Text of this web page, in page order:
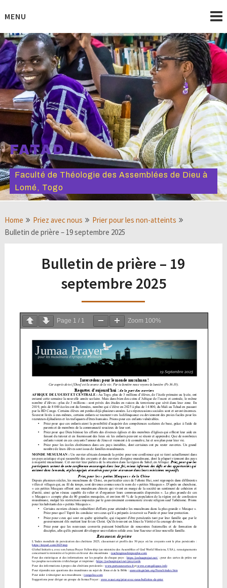
toMENU
FATAD
Faculté de Théologie des Assemblées de Dieu à
Lomé, Togo
Home Priez avec nous
Prier pour les non-atteints
Bulletin de prière – 19 septembre 2025
Bulletin de prière – 19
septembre 2025
Page 1 / 1 Zoom 100%